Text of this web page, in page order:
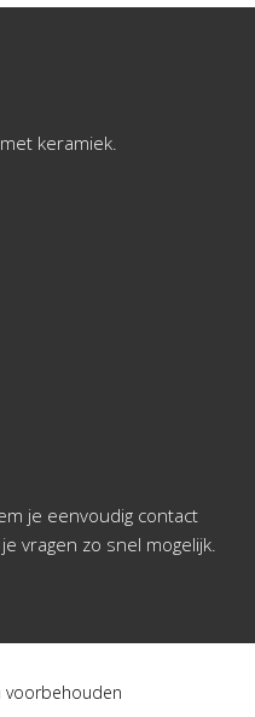
keramiek.
je eenvoudig contact
vragen zo snel mogelijk.
voorbehouden